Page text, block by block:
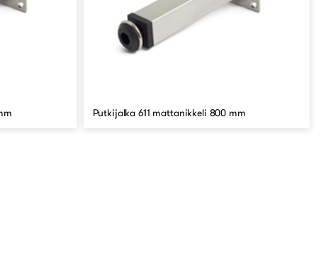
Putkijalka 611 mattanikkeli 800 mm